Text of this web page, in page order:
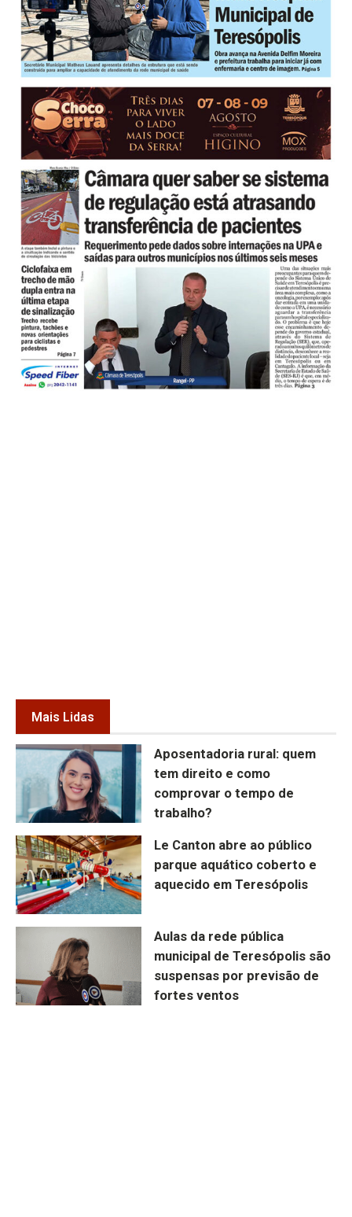
Mais Lidas
Aposentadoria rural: quem
tem direito e como
comprovar o tempo de
trabalho?
Le Canton abre ao público
parque aquático coberto e
aquecido em Teresópolis
Aulas da rede pública
municipal de Teresópolis são
suspensas por previsão de
fortes ventos